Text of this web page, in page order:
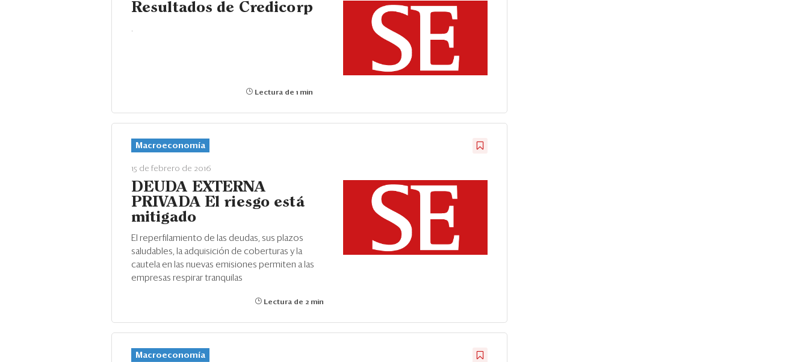
Resultados de Credicorp
Lectura de 1 min
Macroeconomía
15 de febrero de 2016
DEUDA EXTERNA
PRIVADA El riesgo está
mitigado
El reperfilamiento de las deudas, sus plazos
saludables, la adquisición de coberturas y la
cautela en las nuevas emisiones permiten a las
empresas respirar tranquilas
Lectura de 2 min
Macroeconomía